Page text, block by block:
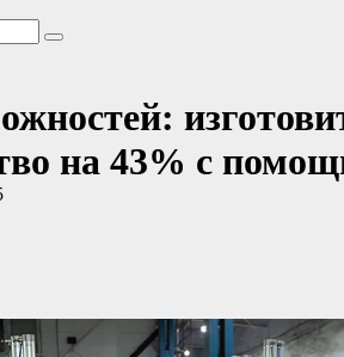
на 43% с